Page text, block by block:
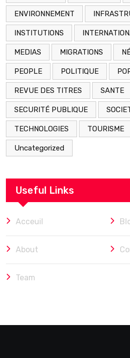
ENVIRONNEMENT
INSTITUTIONS
MEDIAS MIGRATIONS
PEOPLE POLITIQUE
REVUE DES TITRES SANTE
SECURITÉ PUBLIQUE
TECHNOLOGIES TOURISME
Uncategorized
Useful Links
Acceuil
About
Team